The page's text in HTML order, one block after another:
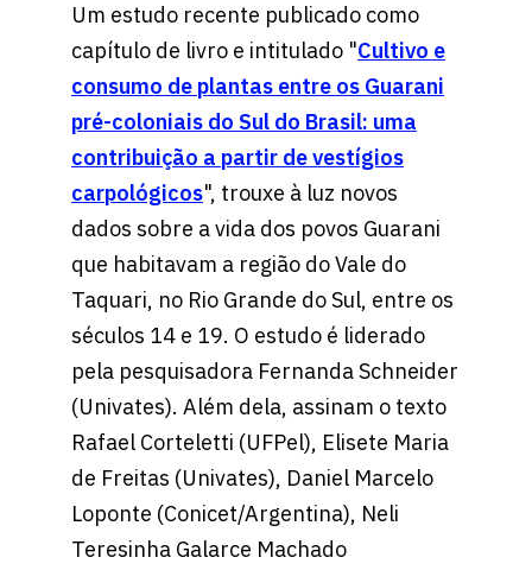
Um estudo recente publicado como
capítulo de livro e intitulado "Cultivo e
consumo de plantas entre os Guarani
pré-coloniais do Sul do Brasil: uma
contribuição a partir de vestígios
carpológicos", trouxe à luz novos
dados sobre a vida dos povos Guarani
que habitavam a região do Vale do
Taquari, no Rio Grande do Sul, entre os
séculos 14 e 19. O estudo é liderado
pela pesquisadora Fernanda Schneider
(Univates). Além dela, assinam o texto
Rafael Corteletti (UFPel), Elisete Maria
de Freitas (Univates), Daniel Marcelo
Loponte (Conicet/Argentina), Neli
Teresinha Galarce Machado